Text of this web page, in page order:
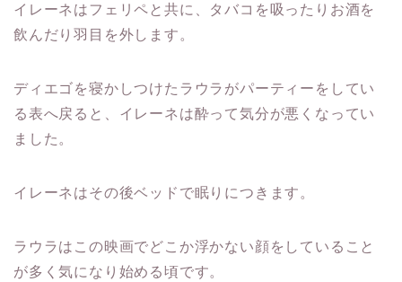
イレーネはフェリペと共に、タバコを吸ったりお酒を
飲んだり羽目を外します。
ディエゴを寝かしつけたラウラがパーティーをしてい
る表へ戻ると、イレーネは酔って気分が悪くなってい
ました。
イレーネはその後ベッドで眠りにつきます。
ラウラはこの映画でどこか浮かない顔をしていること
が多く気になり始める頃です。